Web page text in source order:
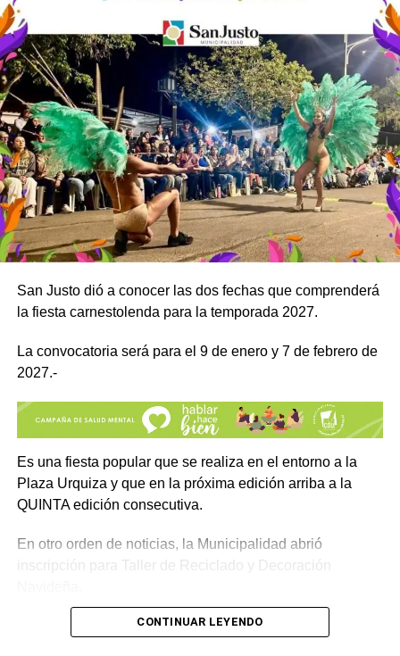
El resto del mes de agosto las tarifas vigentes son las que
compartimos a continuación:
San Justo dió a conocer las dos fechas que comprenderá
la fiesta carnestolenda para la temporada 2027.
La convocatoria será para el 9 de enero y 7 de febrero de
2027.-
Es una fiesta popular que se realiza en el entorno a la
Plaza Urquiza y que en la próxima edición arriba a la
QUINTA edición consecutiva.
En otro orden de noticias, la Municipalidad abrió
inscripción para Taller de Reciclado y Decoración
Inicio: Lunes 3 de agostoCONTINUAR LEYENDO